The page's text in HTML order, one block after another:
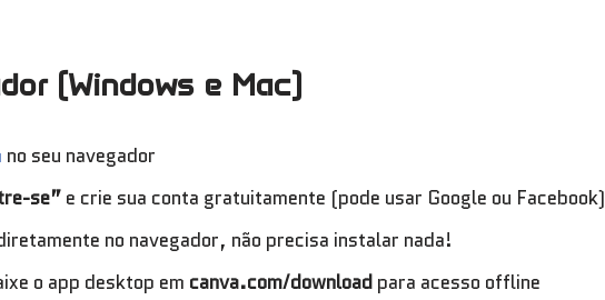
(Windows e Mac)
no seu navegador
se” e crie sua conta gratuitamente (pode usar Google ou Facebook)
no navegador, não precisa instalar nada!
o app desktop em canva.com/download para acesso offline